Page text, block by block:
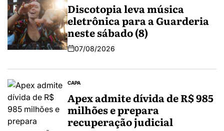
Discotopia leva música
eletrônica para a Guarderia
neste sábado (8)
07/08/2026
CAPA
Apex admite dívida de R$ 985
milhões e prepara
recuperação judicial